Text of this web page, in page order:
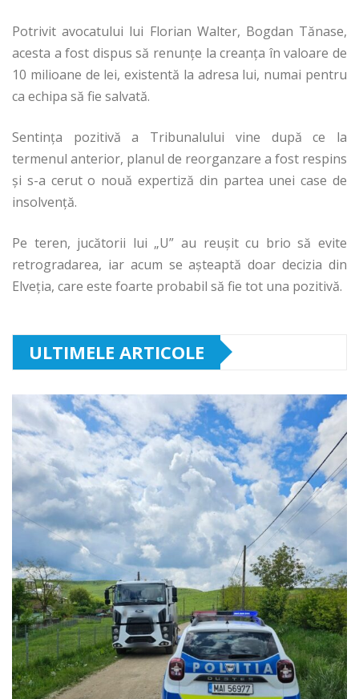
Potrivit avocatului lui Florian Walter, Bogdan Tănase,
acesta a fost dispus să renunţe la creanţa în valoare de
10 milioane de lei, existentă la adresa lui, numai pentru
ca echipa să fie salvată.
Sentinţa pozitivă a Tribunalului vine după ce la
termenul anterior, planul de reorganzare a fost respins
şi s-a cerut o nouă expertiză din partea unei case de
insolvenţă.
Pe teren, jucătorii lui „U” au reuşit cu brio să evite
retrogradarea, iar acum se aşteaptă doar decizia din
Elveţia, care este foarte probabil să fie tot una pozitivă.
ULTIMELE ARTICOLE